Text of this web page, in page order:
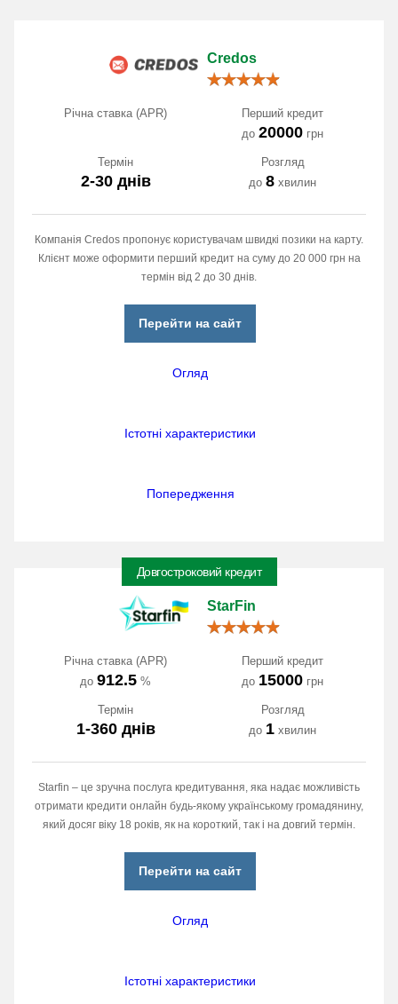
Credos
Річна ставка (APR)
Перший кредит
до 20000 грн
Термін
2-30 днів
Розгляд
до 8 хвилин
Компанія Credos пропонує користувачам швидкі позики на карту.
Клієнт може оформити перший кредит на суму до 20 000 грн на
термін від 2 до 30 днів.
Перейти на сайт
Огляд
Істотні характеристики
Попередження
Довгостроковий кредит
StarFin
Річна ставка (APR)
до 912.5 %
Перший кредит
до 15000 грн
Термін
1-360 днів
Розгляд
до 1 хвилин
Starfin – це зручна послуга кредитування, яка надає можливість
отримати кредити онлайн будь-якому українському громадянину,
який досяг віку 18 років, як на короткий, так і на довгий термін.
Перейти на сайт
Огляд
Істотні характеристики